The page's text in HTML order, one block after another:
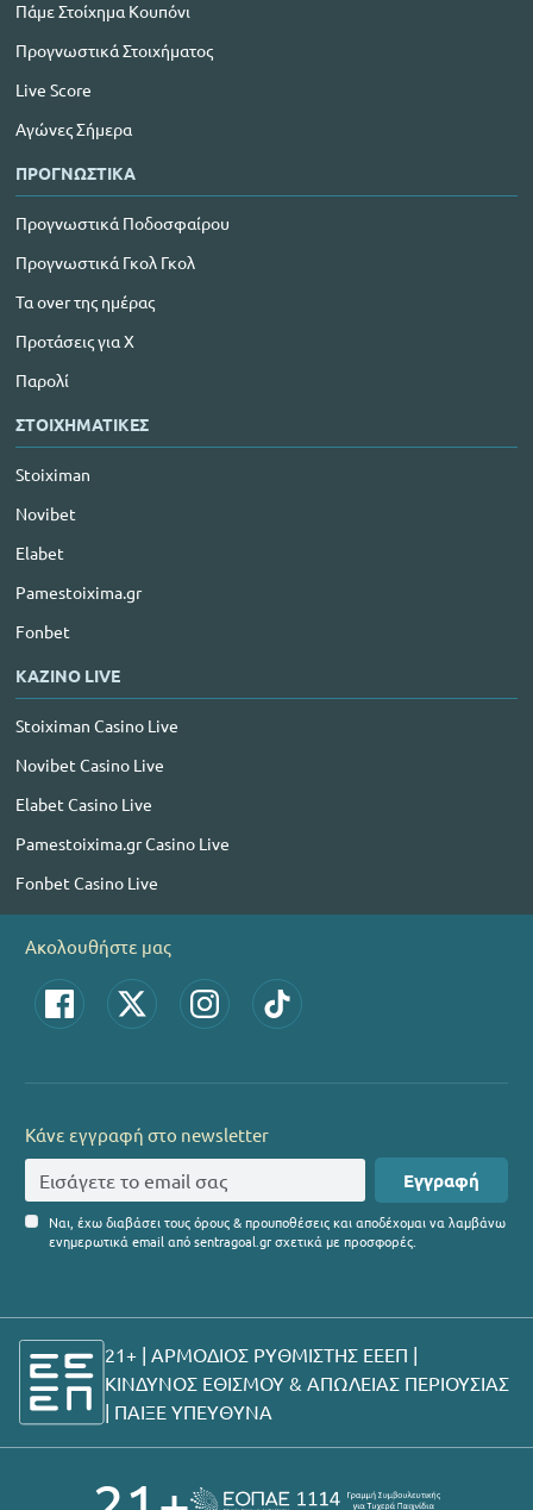
Πάμε Στοίχημα Κουπόνι
Προγνωστικά Στοιχήματος
Live Score
Αγώνες Σήμερα
ΠΡΟΓΝΩΣΤΙΚΑ
Προγνωστικά Ποδοσφαίρου
Προγνωστικά Γκολ Γκολ
Τα over της ημέρας
Προτάσεις για Χ
Παρολί
ΣΤΟΙΧΗΜΑΤΙΚΕΣ
Stoiximan
Novibet
Elabet
Pamestoixima.gr
Fonbet
ΚΑΖΙΝΟ LIVE
Stoiximan Casino Live
Novibet Casino Live
Elabet Casino Live
Pamestoixima.gr Casino Live
Fonbet Casino Live
Ακολουθήστε μας
Κάνε εγγραφή στο newsletter
Εγγραφή
Ναι, έχω διαβάσει τους όρους & προυποθέσεις και αποδέχομαι να λαμβάνω
ενημερωτικά email από sentragoal.gr σχετικά με προσφορές.
21+ | ΑΡΜΟΔΙΟΣ ΡΥΘΜΙΣΤΗΣ ΕΕΕΠ |
ΚΙΝΔΥΝΟΣ ΕΘΙΣΜΟΥ & ΑΠΩΛΕΙΑΣ ΠΕΡΙΟΥΣΙΑΣ
| ΠΑΙΞΕ ΥΠΕΥΘΥΝΑ